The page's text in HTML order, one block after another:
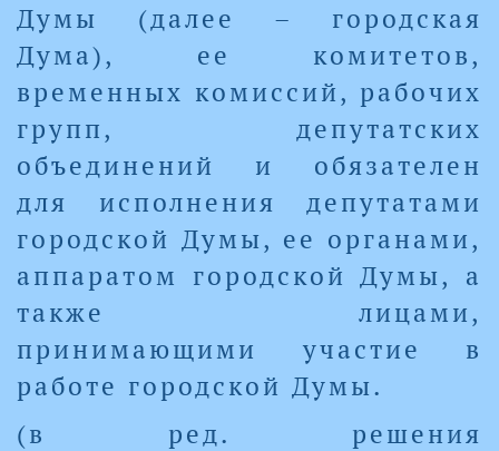
Думы (далее – городская
Дума), ее комитетов,
временных комиссий, рабочих
групп, депутатских
объединений и обязателен
для исполнения депутатами
городской Думы, ее органами,
аппаратом городской Думы, а
также лицами,
принимающими участие в
работе городской Думы.
(в ред. решения